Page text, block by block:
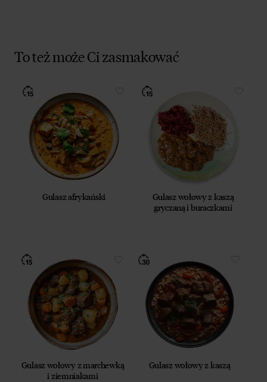
To też może Ci zasmakować
Gulasz afrykański
Gulasz wołowy z kaszą
gryczaną i buraczkami
Gulasz wołowy z marchewką
i ziemniakami
Gulasz wołowy z kaszą